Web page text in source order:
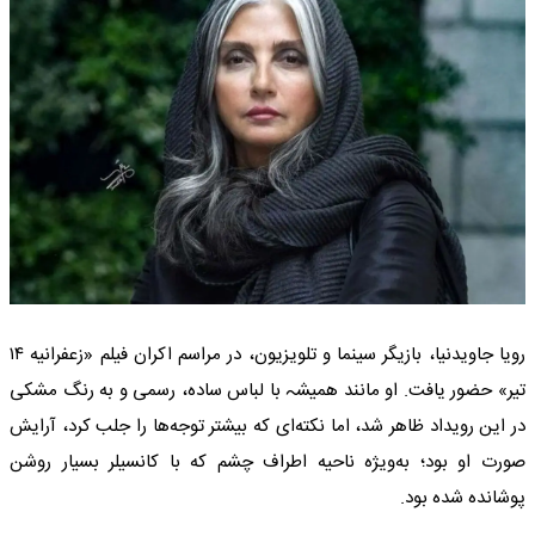
رویا جاویدنیا، بازیگر سینما و تلویزیون، در مراسم اکران فیلم «زعفرانیه ۱۴
تیر» حضور یافت. او مانند همیشہ با لباس ساده، رسمی و به رنگ مشکی
در این رویداد ظاهر شد، اما نکته‌ای که بیشتر توجه‌ها را جلب کرد، آرایش
صورت او بود؛ به‌ویژه ناحیه اطراف چشم که با کانسیلر بسیار روشن
پوشانده شده بود.